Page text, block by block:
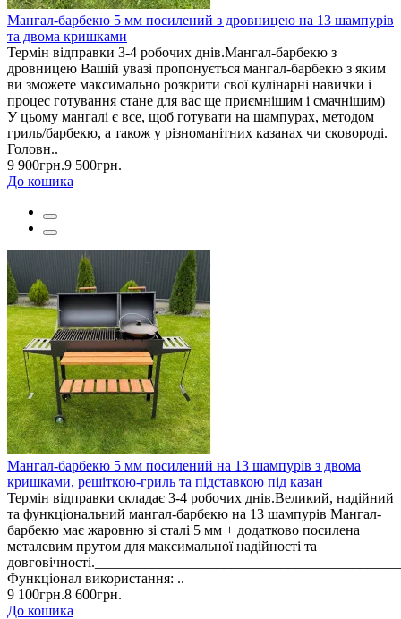
Мангал-барбекю 5 мм посилений з дровницею на 13 шампурів
та двома кришками
Термін відправки 3-4 робочих днів.Мангал-барбекю з
дровницею Вашій увазі пропонується мангал-барбекю з яким
ви зможете максимально розкрити свої кулінарні навички і
процес готування стане для вас ще приємнішим і смачнішим)
У цьому мангалі є все, щоб готувати на шампурах, методом
гриль/барбекю, а також у різноманітних казанах чи сковороді.
Головн..
9 900грн.9 500грн.
До кошика
Мангал-барбекю 5 мм посилений на 13 шампурів з двома
кришками, решіткою-гриль та підставкою під казан
Термін відправки складає 3-4 робочих днів.Великий, надійний
та функціональний мангал-барбекю на 13 шампурів Мангал-
барбекю має жаровню зі сталі 5 мм + додатково посилена
металевим прутом для максимальної надійності та
Функціонал використання: ..
9 100грн.8 600грн.
До кошика